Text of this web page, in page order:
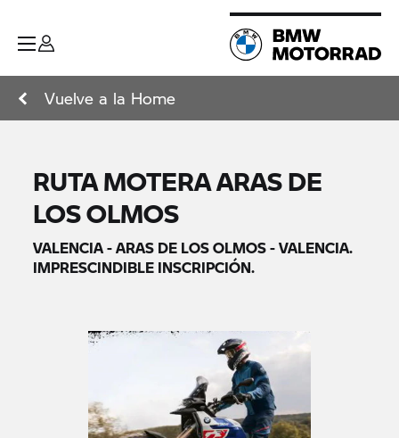
Vuelve a la Home
RUTA MOTERA ARAS DE
LOS OLMOS
VALENCIA - ARAS DE LOS OLMOS - VALENCIA.
IMPRESCINDIBLE INSCRIPCIÓN.